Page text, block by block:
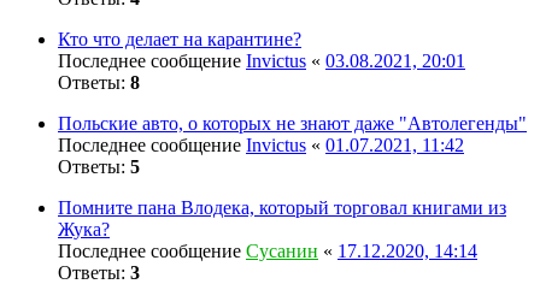
Кто что делает на карантине?
Последнее сообщение Invictus « 03.08.2021, 20:01
Ответы: 8
Польские авто, о которых не знают даже "Автолегенды"
Последнее сообщение Invictus « 01.07.2021, 11:42
Ответы: 5
Помните пана Влодека, который торговал книгами из
Жука?
Последнее сообщение Сусанин « 17.12.2020, 14:14
Ответы: 3